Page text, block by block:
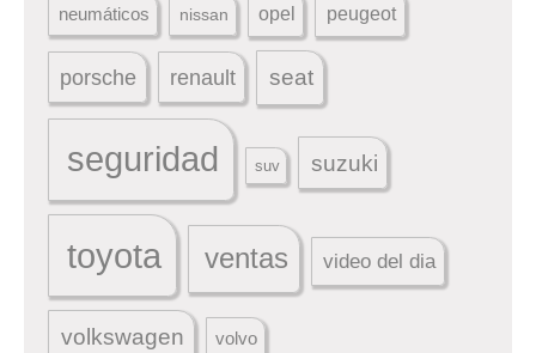
neumáticos nissan opel peugeot
porsche renault seat
seguridad suv suzuki
toyota ventas video del dia
volkswagen volvo